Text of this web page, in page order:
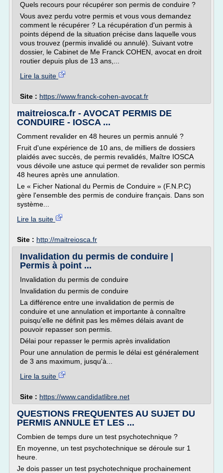
Quels recours pour récupérer son permis de conduire ?
Vous avez perdu votre permis et vous vous demandez
comment le récupérer ? La récupération d'un permis à
points dépend de la situation précise dans laquelle vous
vous trouvez (permis invalidé ou annulé). Suivant votre
dossier, le Cabinet de Me Franck COHEN, avocat en droit
routier depuis plus de 13 ans,...
Lire la suite
Site : https://www.franck-cohen-avocat.fr
maitreiosca.fr - AVOCAT PERMIS DE
CONDUIRE - IOSCA ...
Comment revalider en 48 heures un permis annulé ?
Fruit d'une expérience de 10 ans, de milliers de dossiers
plaidés avec succès, de permis revalidés, Maître IOSCA
vous dévoile une astuce qui permet de revalider son permis
48 heures après une annulation.
Le « Ficher National du Permis de Conduire » (F.N.P.C)
gère l'ensemble des permis de conduire français. Dans son
système...
Lire la suite
Site : http://maitreiosca.fr
Invalidation du permis de conduire |
Permis à point ...
Invalidation du permis de conduire
Invalidation du permis de conduire
La différence entre une invalidation de permis de
conduire et une annulation et importante à connaître
puisqu'elle ne définit pas les mêmes délais avant de
pouvoir repasser son permis.
Délai pour repasser le permis après invalidation
Pour une annulation de permis le délai est généralement
de 3 ans maximum, jusqu'à...
Lire la suite
Site : https://www.candidatlibre.net
QUESTIONS FREQUENTES AU SUJET DU
PERMIS ANNULE ET LES ...
Combien de temps dure un test psychotechnique ?
En moyenne, un test psychotechnique se déroule sur 1
heure.
Je dois passer un test psychotechnique prochainement